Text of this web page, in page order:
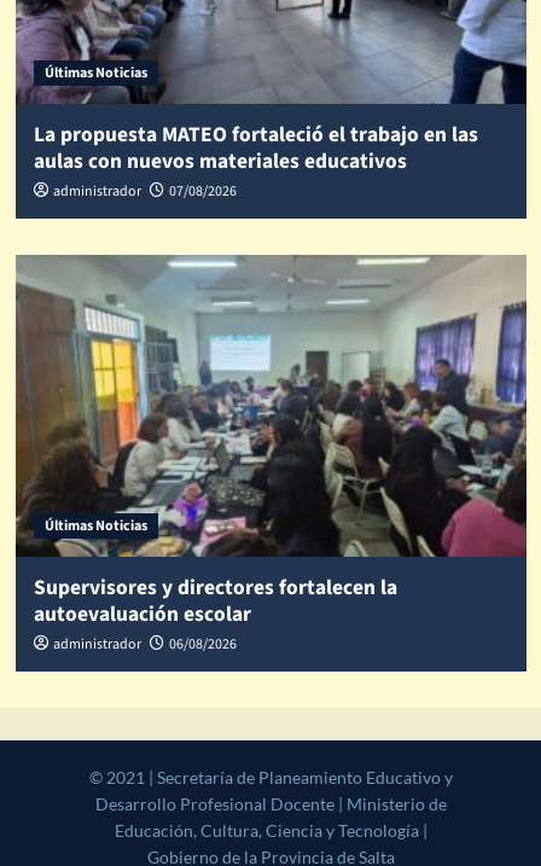
Últimas Noticias
La propuesta MATEO fortaleció el trabajo en las
aulas con nuevos materiales educativos
administrador 07/08/2026
Últimas Noticias
Supervisores y directores fortalecen la
autoevaluación escolar
administrador 06/08/2026
© 2021 | Secretaría de Planeamiento Educativo y Desarrollo
Profesional Docente | Ministerio de Educación, Cultura, Ciencia y
Tecnología | Gobierno de la Provincia de Salta|CoverNews
themes.